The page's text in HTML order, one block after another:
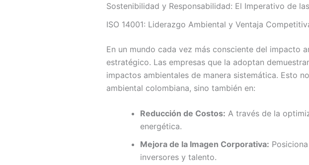
Sostenibilidad y Responsabilidad: El Imperativo de
ISO 14001: Liderazgo Ambiental y Ventaja
En un mundo cada vez más consciente del impacto
estratégico. Las empresas que la adoptan
impactos ambientales de manera sistemática. Esto
ambiental colombiana, sino también en:
Reducción de Costos: A través de la
energética.
Mejora de la Imagen Corporativa:
inversores y talento.